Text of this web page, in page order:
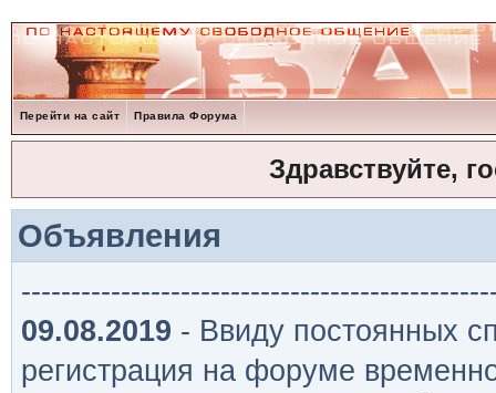
Перейти на сайт Правила Форума
Здравствуйте,
Объявления
09.08.2019 - Ввиду постоянных
регистрация на форуме